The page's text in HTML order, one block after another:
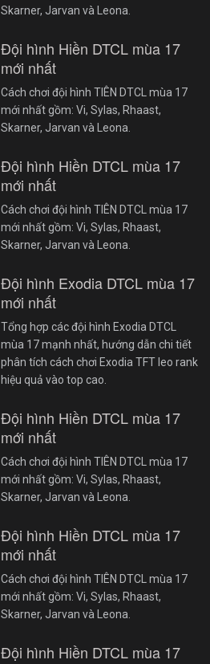
Skarner, Jarvan và Leona.
Đội hình Hiền DTCL mùa 17
mới nhất
Cách chơi đội hình TIÊN DTCL mùa 17
mới nhất gồm: Vi, Sylas, Rhaast,
Skarner, Jarvan và Leona.
Đội hình Hiền DTCL mùa 17
mới nhất
Cách chơi đội hình TIÊN DTCL mùa 17
mới nhất gồm: Vi, Sylas, Rhaast,
Skarner, Jarvan và Leona.
Đội hình Exodia DTCL mùa 17
mới nhất
Tổng hợp các đội hình Exodia DTCL
mùa 17 mạnh nhất, hướng dẫn chi tiết
phân tích cách chơi Exodia TFT leo rank
hiệu quả vào top cao.
Đội hình Hiền DTCL mùa 17
mới nhất
Cách chơi đội hình TIÊN DTCL mùa 17
mới nhất gồm: Vi, Sylas, Rhaast,
Skarner, Jarvan và Leona.
Đội hình Hiền DTCL mùa 17
mới nhất
Cách chơi đội hình TIÊN DTCL mùa 17
mới nhất gồm: Vi, Sylas, Rhaast,
Skarner, Jarvan và Leona.
Đội hình Hiền DTCL mùa 17